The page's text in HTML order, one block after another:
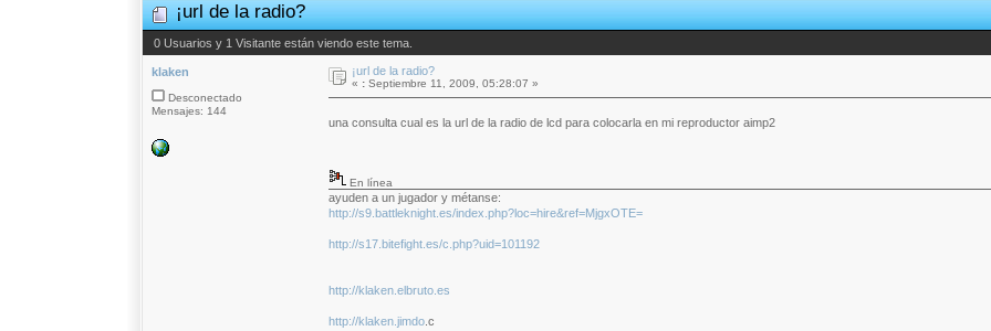
¡url de la radio?
0 Usuarios y 1 Visitante están viendo este tema.
klaken
Desconectado
Mensajes: 144
¡url de la radio?
« : Septiembre 11, 2009, 05:28:07 »
una consulta cual es la url de la radio de lcd para colocarla en mi reproductor aimp2
En línea
ayuden a un jugador y métanse:
http://s9.battleknight.es/index.php?loc=hire&ref=MjgxOTE=
http://s17.bitefight.es/c.php?uid=101192
http://klaken.elbruto.es
http://klaken.jimdo .c